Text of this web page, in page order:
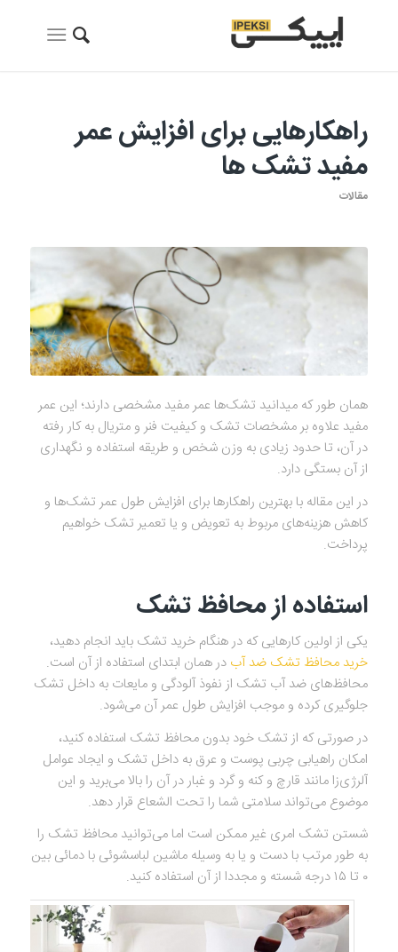
راهکارهایی برای افزایش عمر
مفید تشک ها
مقالات
همان طور که می‎دانید تشک‌ها عمر مفید مشخصی دارند؛ این عمر
مفید علاوه بر مشخصات تشک و کیفیت فنر و متریال به کار رفته
در آن، تا حدود زیادی به وزن شخص و طریقه استفاده و نگهداری
از آن بستگی دارد.
در این مقاله با بهترین راهکارها برای افزایش طول عمر تشک‌ها و
کاهش هزینه‌های مربوط به تعویض و یا تعمیر تشک خواهیم
پرداخت.
استفاده از محافظ تشک
یکی از اولین کارهایی که در هنگام خرید تشک باید انجام دهید،
خرید محافظ تشک ضد آب در همان ابتدای استفاده از آن است.
محافظ‌های ضد آب تشک از نفوذ آلودگی و مایعات به داخل تشک
جلوگیری کرده و موجب افزایش طول عمر آن می‌شود.
در صورتی که از تشک خود بدون محافظ تشک استفاده کنید،
امکان راهیابی چربی پوست و عرق به داخل تشک و ایجاد عوامل
آلرژی‌زا مانند قارچ و کنه و گرد و غبار در آن را بالا می‌برید و این
موضوع می‌تواند سلامتی شما را تحت الشعاع قرار دهد.
شستن تشک امری غیر ممکن است اما می‌توانید محافظ تشک را
به طور مرتب با دست و یا به وسیله ماشین لباسشوئی با دمائی بین
۰ تا ۱۵ درجه شسته و مجددا از آن استفاده کنید.